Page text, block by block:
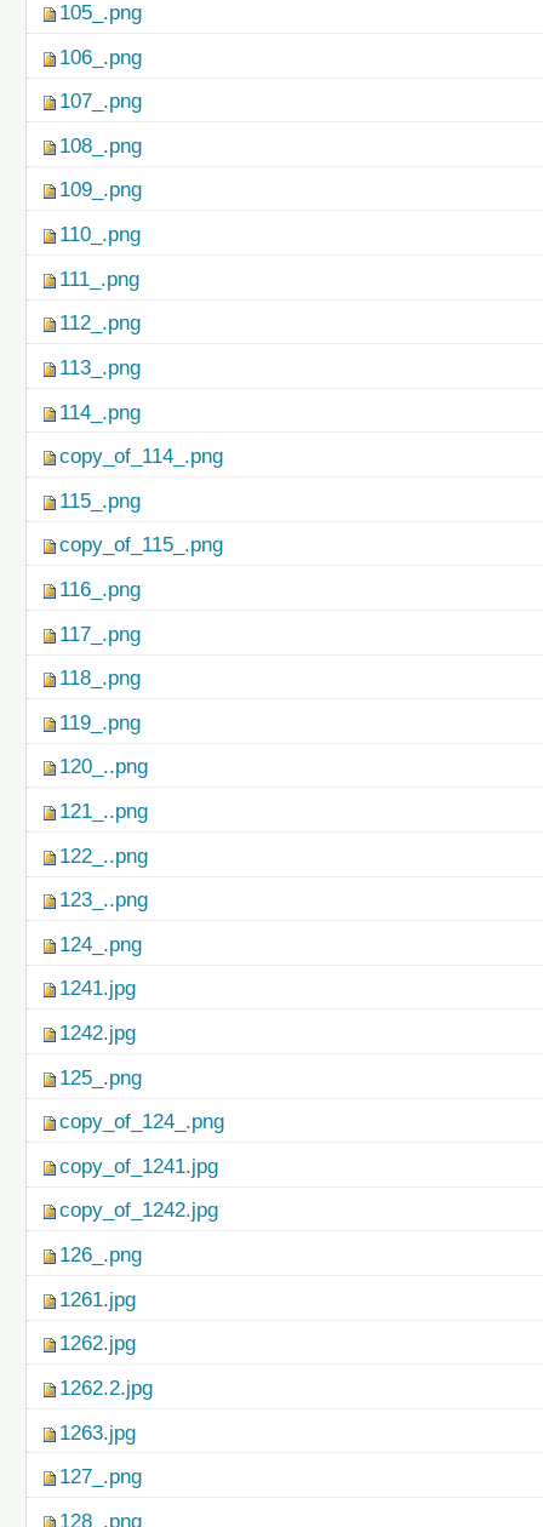
105_.png
106_.png
107_.png
108_.png
109_.png
110_.png
111_.png
112_.png
113_.png
114_.png
copy_of_114_.png
115_.png
copy_of_115_.png
116_.png
117_.png
118_.png
119_.png
120_..png
121_..png
122_..png
123_..png
124_.png
1241.jpg
1242.jpg
125_.png
copy_of_124_.png
copy_of_1241.jpg
copy_of_1242.jpg
126_.png
1261.jpg
1262.jpg
1262.2.jpg
1263.jpg
127_.png
128_.png